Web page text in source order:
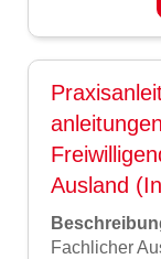
Ausland
Fachlicher